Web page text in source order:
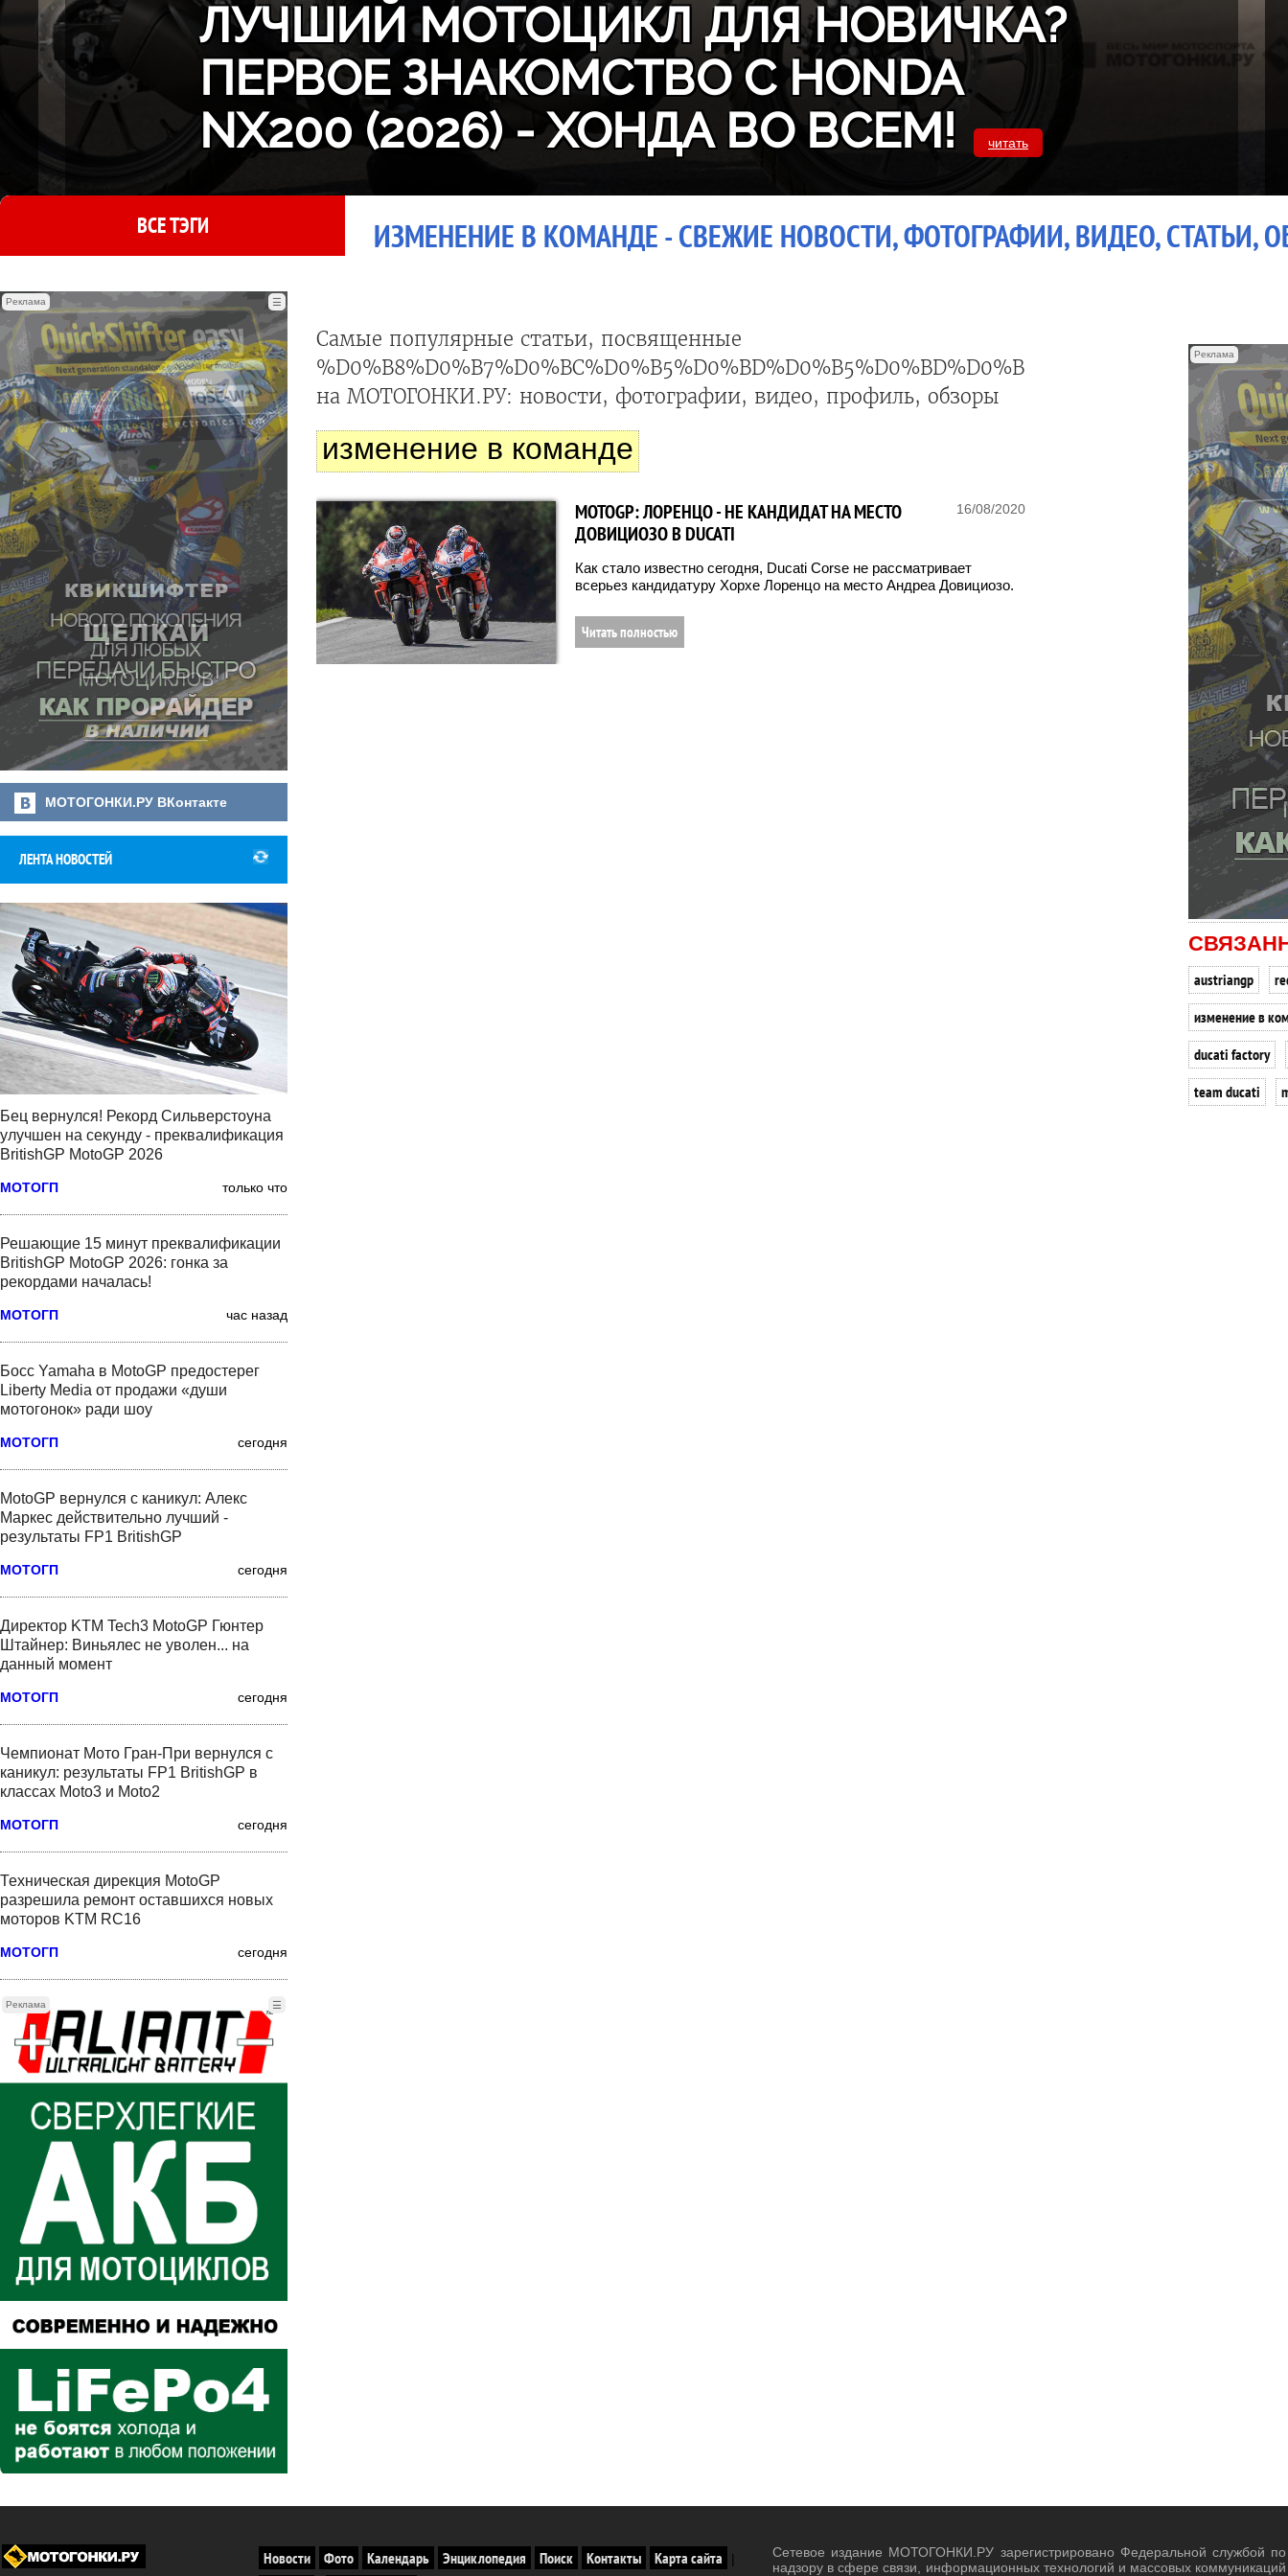
ЛУЧШИЙ МОТОЦИКЛ ДЛЯ НОВИЧКА?
ПЕРВОЕ ЗНАКОМСТВО С HONDA
NX200 (2026) - ХОНДА ВО ВСЕМ!
читать
ВСЕ ТЭГИ ИЗМЕНЕНИЕ В КОМАНДЕ - СВЕЖИЕ НОВОСТИ, ФОТОГРАФИИ, ВИДЕО, СТАТЬИ,
Реклама ☰
МОТОГОНКИ.РУ ВКонтакте
ЛЕНТА НОВОСТЕЙ
Бец вернулся! Рекорд Сильверстоуна
улучшен на секунду - преквалификация
BritishGP MotoGP 2026
МОТОГП только что
Решающие 15 минут преквалификации
BritishGP MotoGP 2026: гонка за
рекордами началась!
МОТОГП час назад
Босс Yamaha в MotoGP предостерег
Liberty Media от продажи «души
мотогонок» ради шоу
МОТОГП сегодня
MotoGP вернулся с каникул: Алекс
Маркес действительно лучший -
результаты FP1 BritishGP
МОТОГП сегодня
Директор KTM Tech3 MotoGP Гюнтер
Штайнер: Виньялес не уволен... на
данный момент
МОТОГП сегодня
Чемпионат Мото Гран-При вернулся с
каникул: результаты FP1 BritishGP в
классах Moto3 и Moto2
МОТОГП сегодня
Техническая дирекция MotoGP
разрешила ремонт оставшихся новых
моторов KTM RC16
МОТОГП сегодня
Реклама ☰
Самые популярные статьи, посвященные
на МОТОГОНКИ.РУ: новости, фотографии, видео, профиль, обзоры
изменение в команде
16/08/2020
MOTOGP: ЛОРЕНЦО - НЕ КАНДИДАТ НА МЕСТО
ДОВИЦИОЗО В DUCATI
Как стало известно сегодня, Ducati Corse не рассматривает
всерьез кандидатуру Хорхе Лоренцо на место Андреа Довициозо.
Читать полностью
Реклама
austriangp
изменение в
ducati factory
team ducati
Новости Фото Календарь Энциклопедия Поиск Контакты Карта сайта |
Сетевое издание МОТОГОНКИ.РУ зарегистрировано Федеральной службой по
надзору в сфере связи, информационных технологий и массовых коммуникаций